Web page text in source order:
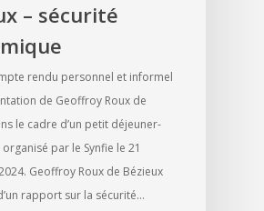
– sécurité
rendu personnel et informel
de Geoffroy Roux de
le cadre d’un petit déjeuner-
par le Synfie le 21
Geoffroy Roux de Bézieux
rapport sur la sécurité…